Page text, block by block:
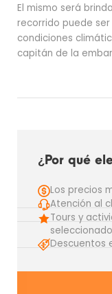
El mismo será
recorrido puede
condiciones
capitán de la
¿Por qué
Los precios
Atención al
Tours y
Descuentos